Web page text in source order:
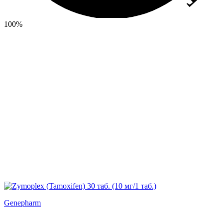
100%
Genepharm